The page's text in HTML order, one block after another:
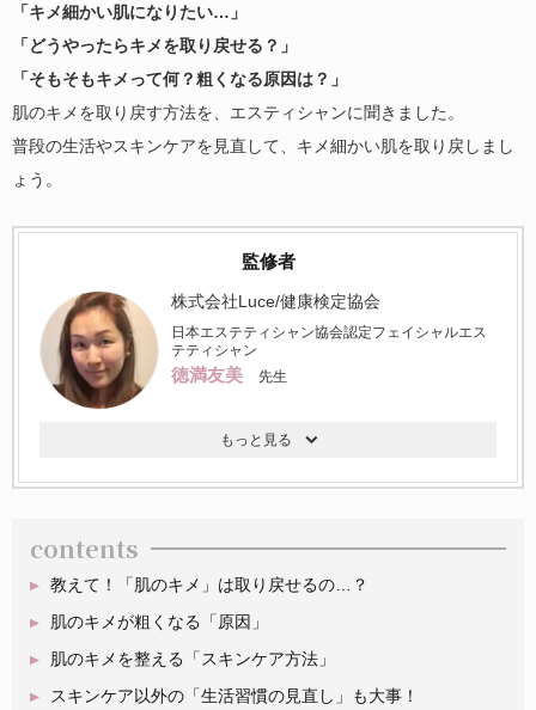
「キメ細かい肌になりたい…」
「どうやったらキメを取り戻せる？」
「そもそもキメって何？粗くなる原因は？」
肌のキメを取り戻す方法を、エスティシャンに聞きました。
普段の生活やスキンケアを見直して、キメ細かい肌を取り戻しまし
ょう。
監修者
株式会社Luce/健康検定協会
日本エステティシャン協会認定フェイシャルエス
テティシャン
徳満友美 先生
contents
教えて！「肌のキメ」は取り戻せるの…？
肌のキメが粗くなる「原因」
肌のキメを整える「スキンケア方法」
スキンケア以外の「生活習慣の見直し」も大事！